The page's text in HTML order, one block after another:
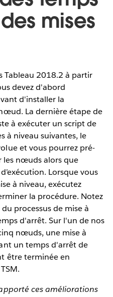
mises
Tableau 2018.2 à partir
devez d'abord
d'installer la
La dernière étape de
à exécuter un script de
à niveau suivantes, le
et vous pourrez pré-
les nœuds alors que
Lorsque vous
à niveau, exécutez
la procédure. Notez
processus de mise à
d'arrêt. Sur l'un de nos
nœuds, une mise à
un temps d'arrêt de
être terminée en
ces améliorations